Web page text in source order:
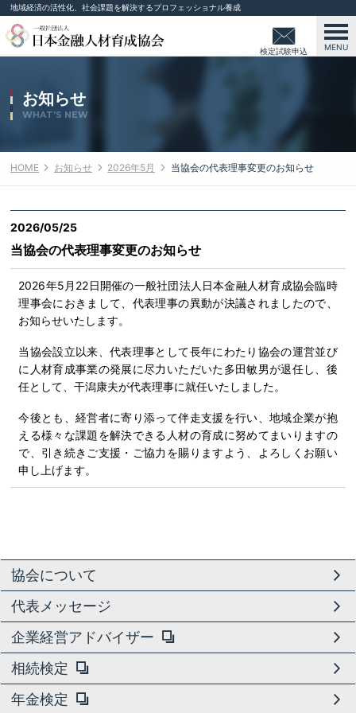
地域経済の活性化、社会課題を解決するプロフェッショナル養成
検定試験申込
み
MENU
お知らせ
WHAT’S NEW
HOME お知らせ 2026年5月 当協会の代表理事変更のお知らせ
2026/05/25
当協会の代表理事変更のお知らせ
2026年5月22日開催の一般社団法人日本金融人材育成協会臨時
理事会におきまして、代表理事の異動が決議されましたので、
お知らせいたします。
当協会設立以来、代表理事として長年にわたり協会の運営並び
に人材育成事業の発展に尽力いただいた多田敏男が退任し、後
任として、干潟康夫が代表理事に就任いたしました。
今後とも、経営者に寄り添って伴走支援を行い、地域企業が抱
える様々な課題を解決できる人材の育成に努めてまいりますの
で、引き続きご支援・ご協力を賜りますよう、よろしくお願い
申し上げます。
協会について
代表メッセージ
企業経営アドバイザー
相続検定
年金検定